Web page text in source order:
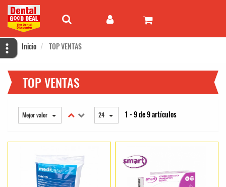
Inicio TOP VENTAS
TOP VENTAS
Mejor valor 24 1 - 9 de 9 artículos